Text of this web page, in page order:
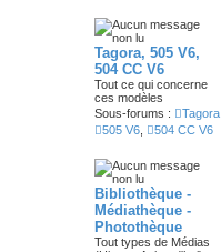
Tagora, 505 V6,
504 CC V6
Tout ce qui concerne
ces modèles
Sous-forums :
Tagora
505 V6
504 CC V6
Bibliothèque -
Médiathèque -
Photothèque
Tout types de Médias